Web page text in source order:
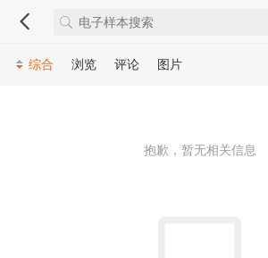
综合 浏览 评论 图片
抱歉，暂无相关信息